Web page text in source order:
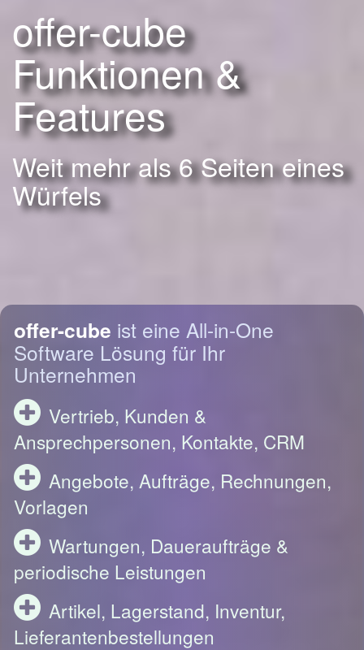
offer-cube
Funktionen &
Features
Weit mehr als 6 Seiten eines
Würfels
offer-cube ist eine All-in-One
Software Lösung für Ihr
Unternehmen
Vertrieb, Kunden &
Ansprechpersonen, Kontakte, CRM
Angebote, Aufträge, Rechnungen,
Vorlagen
Wartungen, Daueraufträge &
periodische Leistungen
Artikel, Lagerstand, Inventur,
Lieferantenbestellungen